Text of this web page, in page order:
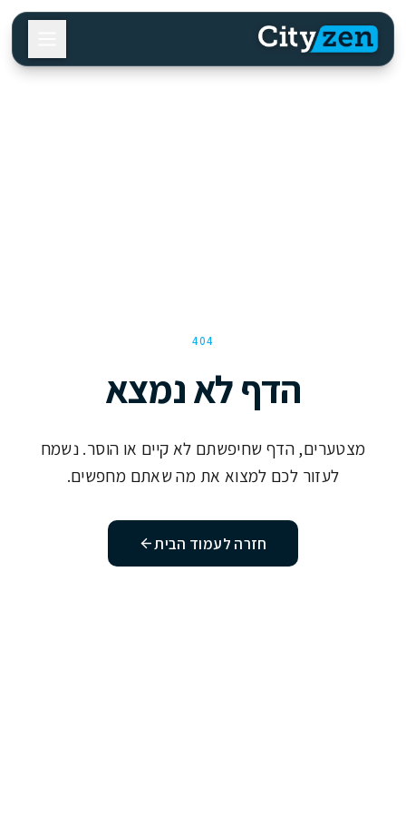
404
הדף לא נמצא
מצטערים, הדף שחיפשתם לא קיים או הוסר. נשמח
לעזור לכם למצוא את מה שאתם מחפשים.
חזרה לעמוד הבית